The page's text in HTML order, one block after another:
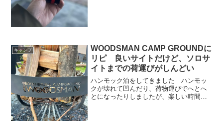
キャンプ
WOODSMAN CAMP GROUNDに
リピ 良いサイトだけど、ソロサ
イトまでの荷運びがしんどい
ハンモック泊をしてきました ハンモッ
クが壊れて凹んだり、荷物運びでへとへ
とになったりしましたが、楽しい時間を